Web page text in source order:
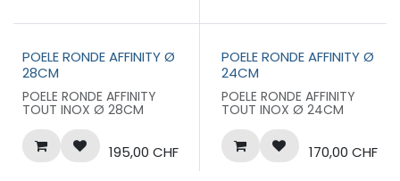
POELE RONDE AFFINITY Ø
28CM
POELE RONDE AFFINITY
TOUT INOX Ø 28CM
195,00 CHF
POELE RONDE AFFINITY Ø
24CM
POELE RONDE AFFINITY
TOUT INOX Ø 24CM
170,00 CHF